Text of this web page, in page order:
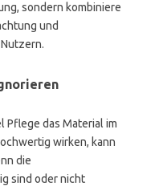
sondern kombiniere
und
Pflege das Material im
wirken, kann
die
sind oder nicht